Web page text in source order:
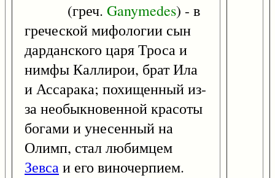
(греч. Ganymedes) - в
греческой мифологии сын
дарданского царя Троса и
нимфы Каллирои, брат Ила
и Ассарака; похищенный из-
за необыкновенной красоты
богами и унесенный на
Олимп, стал любимцем
Зевсаи его виночерпием.